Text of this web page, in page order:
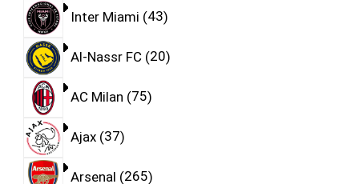
Inter Miami 43
Al-Nassr FC 20
AC Milan 75
Ajax 37
Arsenal 265